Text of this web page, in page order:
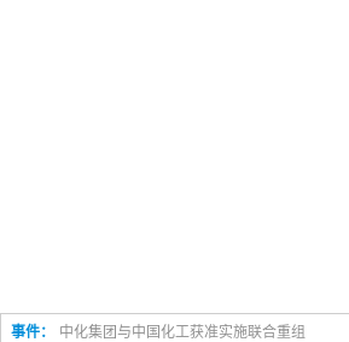
事件： 中化集团与中国化工获准实施联合重组